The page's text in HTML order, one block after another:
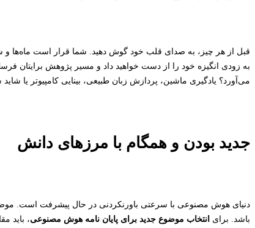
قبل از هر چیز، به صدای قلب خود گوش دهید. شما قرار است ماه‌ها و
به زودی انگیزه خود را از دست خواهید داد و مسیر پژوهش برایتان
می‌آورد؟ یادگیری ماشین، پردازش زبان طبیعی، بینایی کامپیوتر یا
جدید بودن و همگام با مرزهای دانش
دنیای هوش مصنوعی با سرعتی باورنکردنی در حال پیشرفت است.
باشد. برای انتخاب موضوع جدید برای پایان نامه هوش مصنوعی